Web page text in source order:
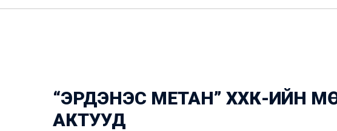
“ЭРДЭНЭС МЕТАН” ХХК-ИЙН
АКТУУД